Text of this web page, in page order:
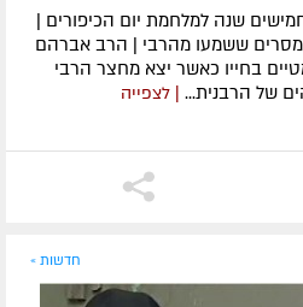
שנה למלחמת יום הכיפורים |
ששמעו מהרבי | הרב אברהם
בחייו כאשר יצא מחצר הרבי
של הרבנית... | לצפייה
חדשות »